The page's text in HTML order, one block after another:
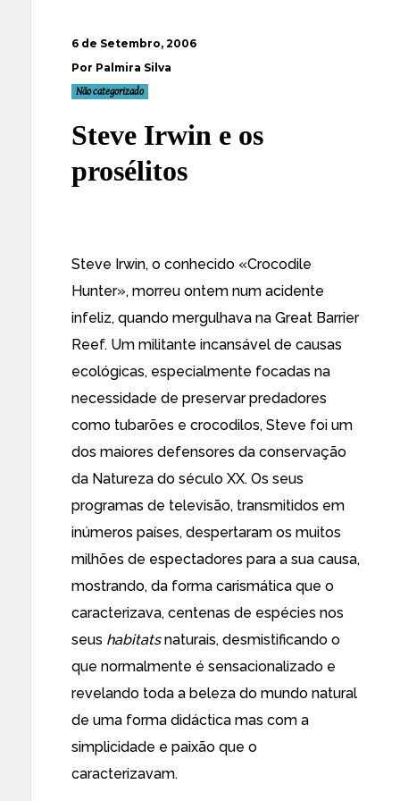
6 de Setembro, 2006
Por Palmira Silva
Não categorizado
Steve Irwin e os
prosélitos
Steve Irwin, o conhecido «Crocodile
Hunter», morreu ontem num acidente
infeliz, quando mergulhava na Great Barrier
Reef. Um militante incansável de causas
ecológicas, especialmente focadas na
necessidade de preservar predadores
como tubarões e crocodilos, Steve foi um
dos maiores defensores da conservação
da Natureza do século XX. Os seus
programas de televisão, transmitidos em
inúmeros países, despertaram os muitos
milhões de espectadores para a sua causa,
mostrando, da forma carismática que o
caracterizava, centenas de espécies nos
seus habitatsnaturais, desmistificando o
que normalmente é sensacionalizado e
revelando toda a beleza do mundo natural
de uma forma didáctica mas com a
simplicidade e paixão que o
caracterizavam.